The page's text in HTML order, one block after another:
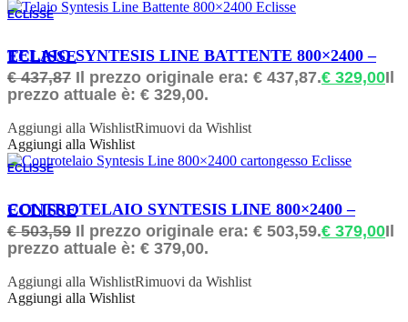
ECLISSE
ORDINABILE
TELAIO SYNTESIS LINE BATTENTE 800×2400 – ECLISSE
€437,87 Il prezzo originale era: € 437,87.€ 329,00Il
prezzo attuale è: € 329,00.
Aggiungi alla WishlistRimuovi da Wishlist
Aggiungi alla Wishlist
ECLISSE
ORDINABILE
CONTROTELAIO SYNTESIS LINE 800×2400 – ECLISSE
€503,59 Il prezzo originale era: € 503,59.€ 379,00Il
prezzo attuale è: € 379,00.
Aggiungi alla WishlistRimuovi da Wishlist
Aggiungi alla Wishlist